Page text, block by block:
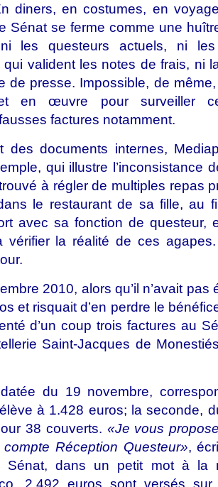
diners, en costumes, en
Sénat se ferme comme une
les questeurs actuels, ni
qui valident les notes de frais, ni
de presse. Impossible, de
en œuvre pour surveiller
factures notamment.
des documents internes,
qui illustre l’inconsistance
à régler de multiples repas
le restaurant de sa fille, au
avec sa fonction de questeur,
vérifier la réalité de ces
2010, alors qu’il n’avait
et risquait d’en perdre le
d’un coup trois factures au
Saint-Jacques de
du 19 novembre,
à 1.428 euros; la seconde,
38 couverts. «Je vous
Réception Questeur»,
Sénat, dans un petit mot à la
2.492 euros sont versés